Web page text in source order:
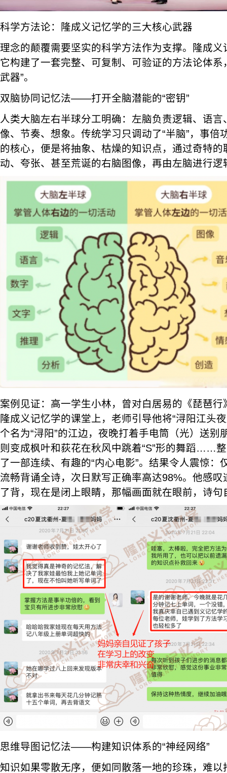
科学方法论：隆成义记忆学的三大核心武器
理念的颠覆需要坚实的科学方法作为支撑。隆成
它构建了一套完整、可复制、可验证的方法论体系
武器”。
双脑协同记忆法——打开全脑潜能的“密钥”
人类大脑左右半球分工明确：左脑负责逻辑、语
像、节奏、想象。传统学习只调动了“半脑”，事倍
的核心，便是将抽象、枯燥的知识点，通过奇特
动、夸张、甚至荒诞的右脑图像，再由左脑进行逻
案例见证：高一学生小林，曾对白居易的《琵琶
隆成义记忆学的课堂上，老师引导他将“浔阳江头
个名为“浔阳”的江边，夜晚打着手电筒（光）送别
则变成枫叶和荻花在秋风中跳着“S”形的舞蹈……
了一部连续、有趣的“内心电影”。结果令人震惊：
流畅背诵全诗，次日默写正确率高达98%。他感叹
了背，现在是闭上眼睛，那幅画面就在眼前，诗句
思维导图记忆法——构建知识体系的“神经网络”
知识如果零散无序，便如同散落一地的珍珠，难以